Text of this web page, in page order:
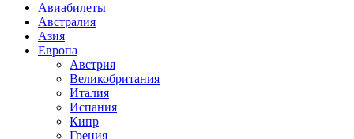
Авиабилеты
Австралия
Азия
Европа
Австрия
Великобритания
Италия
Испания
Кипр
Греция